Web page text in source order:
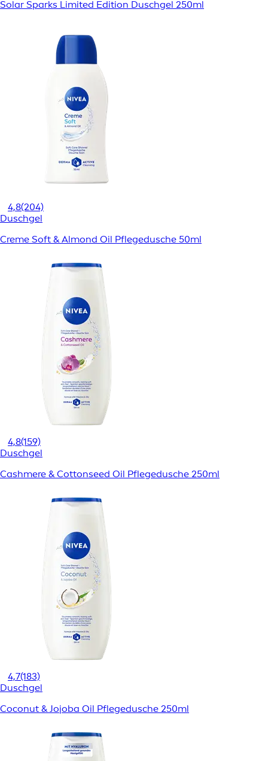
Solar Sparks Limited Edition Duschgel 250ml
4,8(204)
Duschgel
Creme Soft & Almond Oil Pflegedusche 50ml
4,8(159)
Duschgel
Cashmere & Cottonseed Oil Pflegedusche 250ml
4,7(183)
Duschgel
Coconut & Jojoba Oil Pflegedusche 250ml